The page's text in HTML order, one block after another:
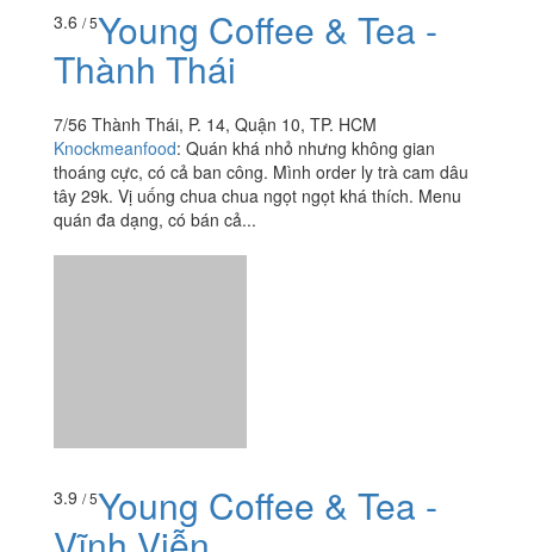
3.6 / 5Young Coffee & Tea -
Thành Thái
7/56 Thành Thái, P. 14, Quận 10, TP. HCM
Knockmeanfood: Quán khá nhỏ nhưng không gian
thoáng cực, có cả ban công. Mình order ly trà cam dâu
tây 29k. Vị uống chua chua ngọt ngọt khá thích. Menu
quán đa dạng, có bán cả...
sagi_freak:Ghé quán nhiều lần pvụ khá dễ thương, thức
style quán hòa hợp thiên nhiên nhiều cây cỏ, decor